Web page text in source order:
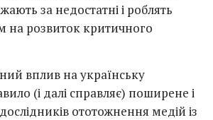
за недостатні і роблять
на розвиток критичного
вплив на українську
(і далі справляє) поширене і
ототожнення медій із